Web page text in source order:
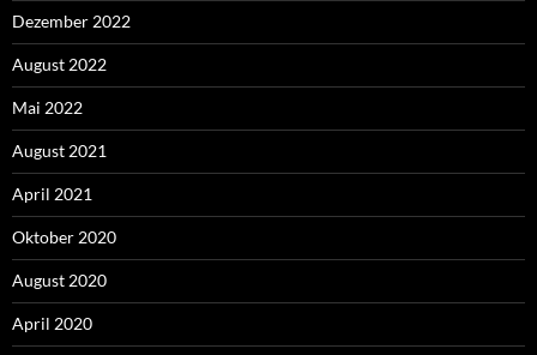
Dezember 2022
August 2022
Mai 2022
August 2021
April 2021
Oktober 2020
August 2020
April 2020